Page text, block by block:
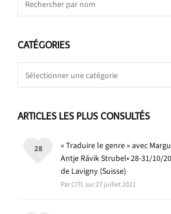
CATÉGORIES
ARTICLES LES PLUS CONSULTÉS
« Traduire le genre » avec
Antje Rávik Strubel• 28-31/10/
de Lavigny (Suisse)
Par CITL sur 27 juillet 2021
28